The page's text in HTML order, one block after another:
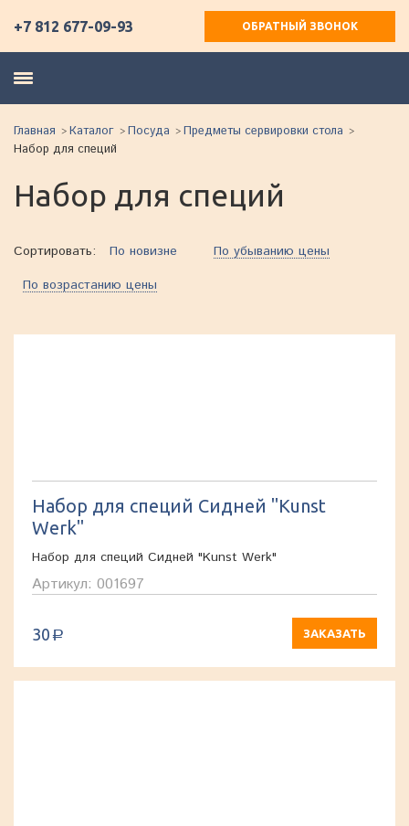
+7 812 677-09-93 ОБРАТНЫЙ ЗВОНОК
Главная Каталог Посуда
Предметы сервировки стола
Набор для специй
Набор для специй
Сортировать: По новизне
По убыванию цены
По возрастанию цены
Набор для специй Сидней "Kunst
Werk"
Набор для специй Сидней "Kunst Werk"
Артикул: 001697
30 a ЗАКАЗАТЬ